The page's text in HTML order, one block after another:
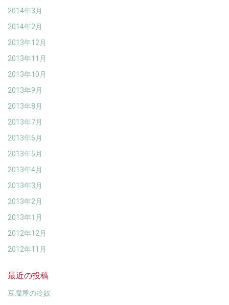
2014年3月
2014年2月
2013年12月
2013年11月
2013年10月
2013年9月
2013年8月
2013年7月
2013年6月
2013年5月
2013年4月
2013年3月
2013年2月
2013年1月
2012年12月
2012年11月
最近の投稿
豆腐屋の冷奴